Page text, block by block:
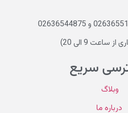
ساعت 9 الی 20)
سریع
وبلاگ
درباره ما